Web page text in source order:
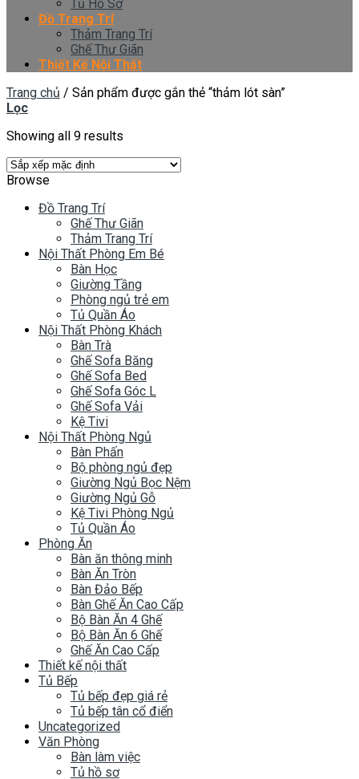
Tủ Hồ Sơ
Đồ Trang Trí
Thảm Trang Trí
Ghế Thư Giãn
Thiết Kế Nội Thất
Trang chủ / Sản phẩm được gắn thẻ “thảm lót sàn”
Lọc
Showing all 9 results
Browse
Đồ Trang Trí
Ghế Thư Giãn
Thảm Trang Trí
Nội Thất Phòng Em Bé
Bàn Học
Giường Tầng
Phòng ngủ trẻ em
Tủ Quần Áo
Nội Thất Phòng Khách
Bàn Trà
Ghế Sofa Băng
Ghế Sofa Bed
Ghế Sofa Góc L
Ghế Sofa Vải
Kệ Tivi
Nội Thất Phòng Ngủ
Bàn Phấn
Bộ phòng ngủ đẹp
Giường Ngủ Bọc Nệm
Giường Ngủ Gỗ
Kệ Tivi Phòng Ngủ
Tủ Quần Áo
Phòng Ăn
Bàn ăn thông minh
Bàn Ăn Tròn
Bàn Đảo Bếp
Bàn Ghế Ăn Cao Cấp
Bộ Bàn Ăn 4 Ghế
Bộ Bàn Ăn 6 Ghế
Ghế Ăn Cao Cấp
Thiết kế nội thất
Tủ Bếp
Tủ bếp đẹp giá rẻ
Tủ bếp tân cổ điển
Uncategorized
Văn Phòng
Bàn làm việc
Tủ hồ sơ